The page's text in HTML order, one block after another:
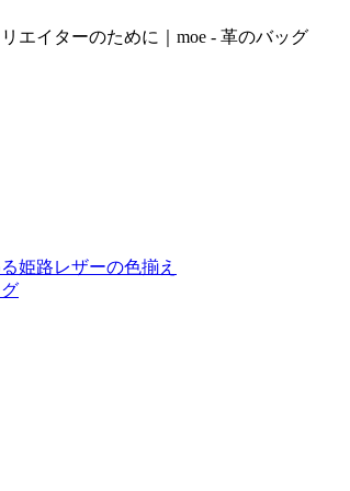
エイターのために｜moe - 革のバッグ
姫路レザーの色揃え